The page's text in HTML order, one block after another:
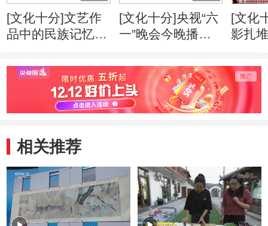
[文化十分]文艺作
品中的民族记忆
的民族记忆 不朽
的时代经典
[文化十分]央视“六
一”晚会今晚播出
素
[文化
影扎
相关推荐